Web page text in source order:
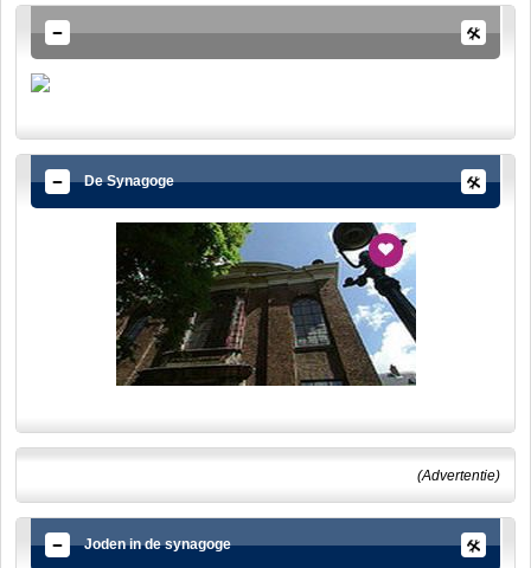
De Synagoge
(Advertentie)
Joden in de synagoge